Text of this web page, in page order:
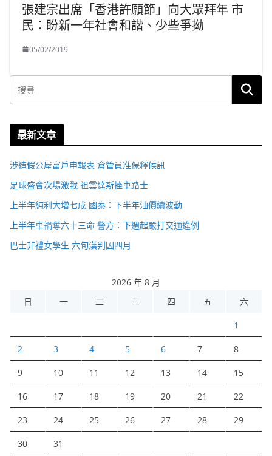
張建宗出席「香港許願節」向大眾拜年 市
民：盼新一年社會和諧、少些爭拗
05/02/2019
最新文章
涉造假公屋富戶申報表 倉管員准保釋候訊
足球盛會次場激戰 祖雲達斯挫車路士
上半年純利大增七成 國泰：下半年油價續波動
上半年車禍奪六十三命 警方：下週起嚴打交通違例
巴士非禮女學生 六旬漢判囚四月
2026 年 8 月
日
一 二 三 四 五 六
1
2 3 4 5 6 7 8
9 10 11 12 13 14 15
16 17 18 19 20 21 22
23 24 25 26 27 28 29
30 31